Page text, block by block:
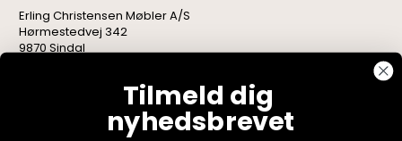
Erling Christensen Møbler A/S
Hørmestedvej 342
9870 Sindal
Tilmeld dig
nyhedsbrevet